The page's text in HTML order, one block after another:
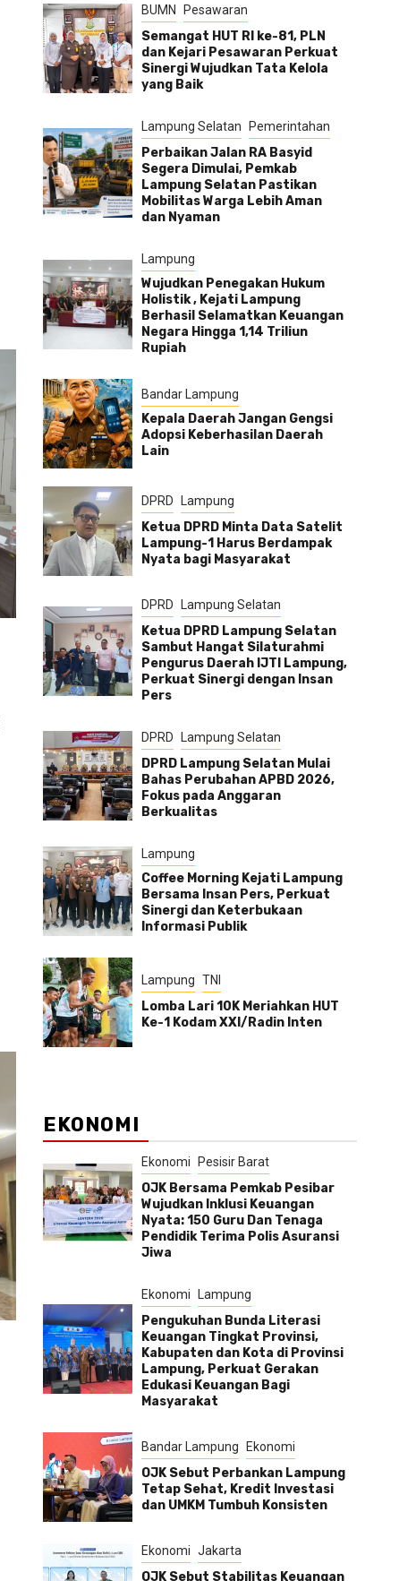
BUMN Pesawaran
Semangat HUT RI ke-81, PLN
dan Kejari Pesawaran Perkuat
Sinergi Wujudkan Tata Kelola
yang Baik
Lampung Selatan Pemerintahan
Perbaikan Jalan RA Basyid
Segera Dimulai, Pemkab
Lampung Selatan Pastikan
Mobilitas Warga Lebih Aman
dan Nyaman
Lampung
Wujudkan Penegakan Hukum
Holistik , Kejati Lampung
Berhasil Selamatkan Keuangan
Negara Hingga 1,14 Triliun
Rupiah
Bandar Lampung
Kepala Daerah Jangan Gengsi
Adopsi Keberhasilan Daerah
Lain
DPRD Lampung
Ketua DPRD Minta Data Satelit
Lampung-1 Harus Berdampak
Nyata bagi Masyarakat
DPRD Lampung Selatan
Ketua DPRD Lampung Selatan
Sambut Hangat Silaturahmi
Pengurus Daerah IJTI Lampung,
Perkuat Sinergi dengan Insan
Pers
DPRD Lampung Selatan
DPRD Lampung Selatan Mulai
Bahas Perubahan APBD 2026,
Fokus pada Anggaran
Berkualitas
Lampung
Coffee Morning Kejati Lampung
Bersama Insan Pers, Perkuat
Sinergi dan Keterbukaan
Informasi Publik
Lampung TNI
Lomba Lari 10K Meriahkan HUT
Ke-1 Kodam XXI/Radin Inten
EKONOMI
Ekonomi Pesisir Barat
OJK Bersama Pemkab Pesibar
Wujudkan Inklusi Keuangan
Nyata: 150 Guru Dan Tenaga
Pendidik Terima Polis Asuransi
Jiwa
Ekonomi Lampung
Pengukuhan Bunda Literasi
Keuangan Tingkat Provinsi,
Kabupaten dan Kota di Provinsi
Lampung, Perkuat Gerakan
Edukasi Keuangan Bagi
Masyarakat
Bandar Lampung Ekonomi
OJK Sebut Perbankan Lampung
Tetap Sehat, Kredit Investasi
dan UMKM Tumbuh Konsisten
Ekonomi Jakarta
OJK Sebut Stabilitas Keuangan